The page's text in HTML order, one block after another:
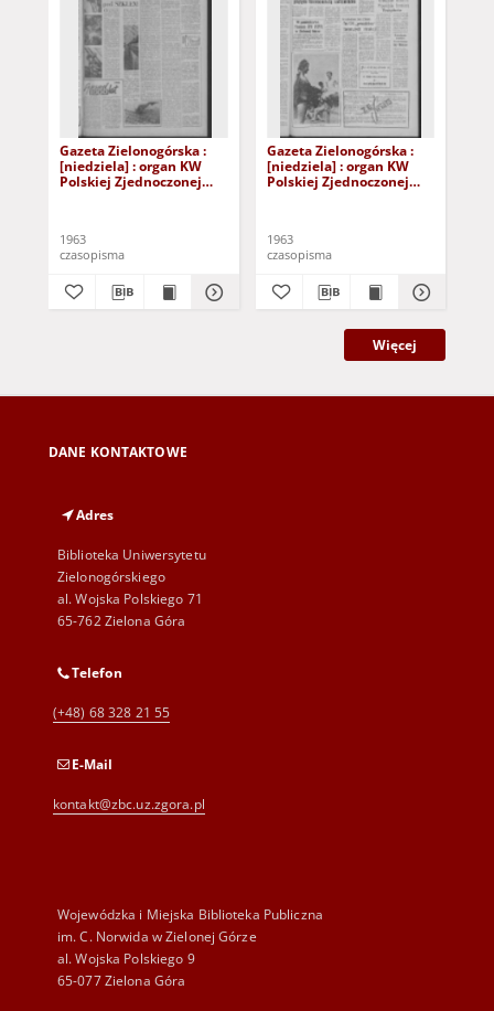
Gazeta Zielonogórska :
[niedziela] : organ KW
Polskiej Zjednoczonej
1963
czasopisma
Gazeta Zielonogórska :
[niedziela] : organ KW
Polskiej Zjednoczonej
1963
czasopisma
Więcej
DANE KONTAKTOWE
Adres
Biblioteka Uniwersytetu
Zielonogórskiego
al. Wojska Polskiego 71
65-762 Zielona Góra
Telefon
(+48) 68 328 21 55
E-Mail
kontakt@zbc.uz.zgora.pl
Wojewódzka i Miejska Biblioteka Publiczna
im. C. Norwida w Zielonej Górze
al. Wojska Polskiego 9
65-077 Zielona Góra